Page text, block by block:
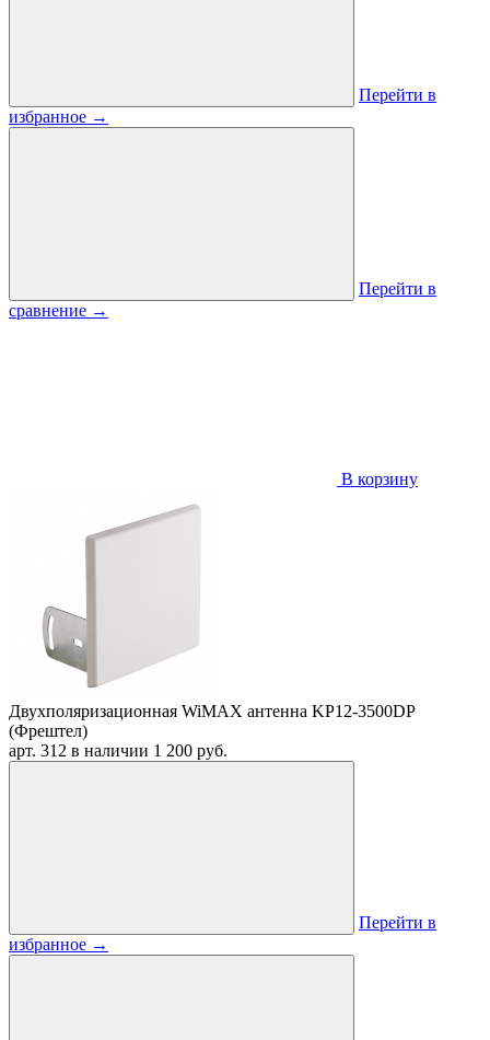
Перейти в
избранное →
Перейти в
сравнение →
В корзину
Двухполяризационная WiMAX антенна KP12-3500DP
(Фрештел)
арт. 312 в наличии 1 200 руб.
Перейти в
избранное →